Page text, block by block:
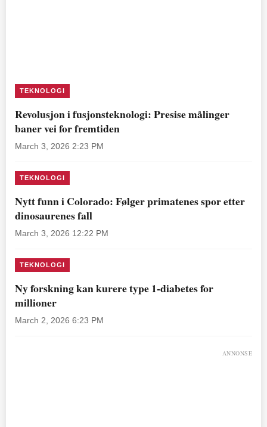
TEKNOLOGI
Revolusjon i fusjonsteknologi: Presise målinger
baner vei for fremtiden
March 3, 2026 2:23 PM
TEKNOLOGI
Nytt funn i Colorado: Følger primatenes spor etter
dinosaurenes fall
March 3, 2026 12:22 PM
TEKNOLOGI
Ny forskning kan kurere type 1-diabetes for
millioner
March 2, 2026 6:23 PM
ANNONSE